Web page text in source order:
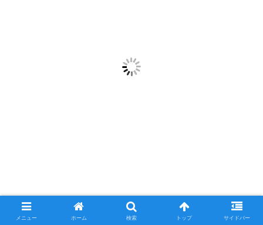
メニュー ホーム 検索 トップ サイドバー